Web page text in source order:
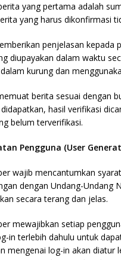
yang pertama adalah
yang harus dikonfirmasi
penjelasan kepada
diupayakan dalam waktu
kurung dan
berita sesuai dengan
hasil verifikasi
belum terverifikasi.
Pengguna (User
wajib mencantumkan
dengan Undang-Undang
secara terang dan jelas.
mewajibkan setiap
in terlebih dahulu untuk
mengenai log-in akan diatur